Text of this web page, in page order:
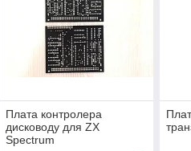
Плата контролера
дисководу для ZX
Spectrum